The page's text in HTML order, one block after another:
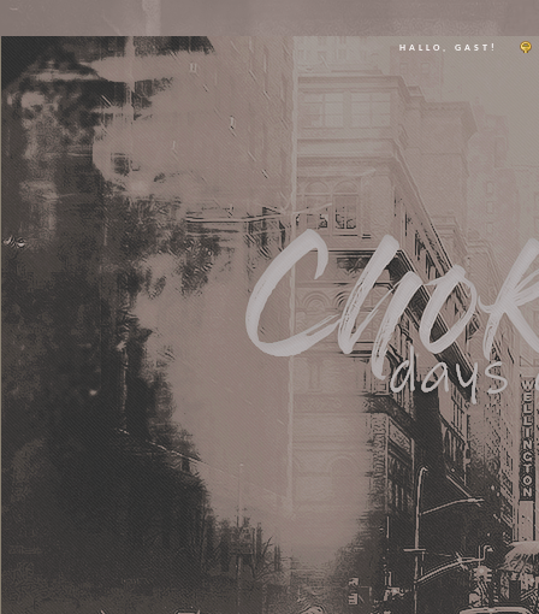
HALLO, GAST!